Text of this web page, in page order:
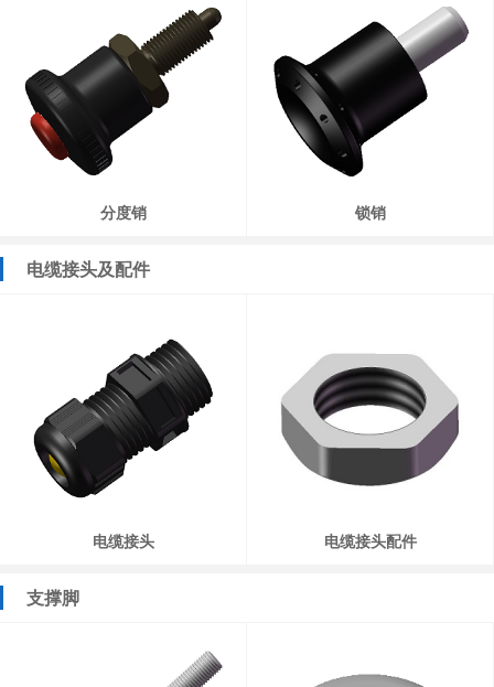
分度销 锁销
电缆接头及配件
电缆接头 电缆接头配件
支撑脚